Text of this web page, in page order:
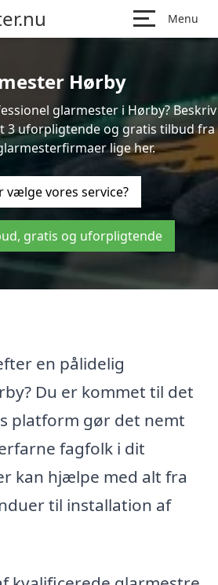
Menu
Hørby
glarmester i Hørby? Beskriv
3 uforpligtende og gratis tilbud fra
lige her.
vælge vores service?
gratis og uforpligtende
en pålidelig
Du er kommet til det
platform gør det nemt
fagfolk i dit
kan hjælpe med alt fra
til installation af